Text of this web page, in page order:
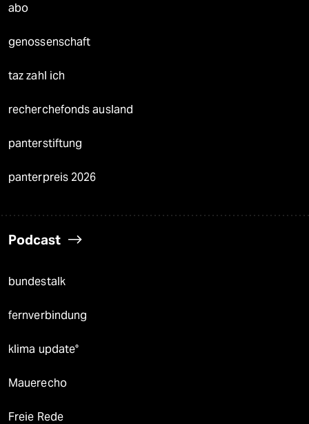
abo
genossenschaft
taz zahl ich
recherchefonds ausland
panterstiftung
panterpreis 2026
Podcast
bundestalk
fernverbindung
klima update°
Mauerecho
Freie Rede